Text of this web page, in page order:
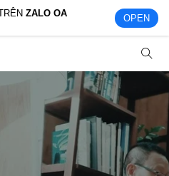
ZALO OA OPEN